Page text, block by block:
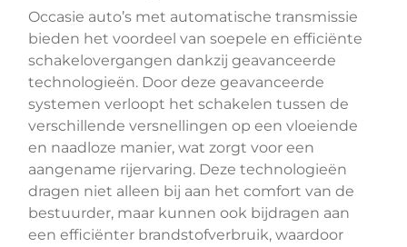
Occasie auto’s met automatische transmissie
bieden het voordeel van soepele en efficiënte
schakelovergangen dankzij geavanceerde
technologieën. Door deze geavanceerde
systemen verloopt het schakelen tussen de
verschillende versnellingen op een vloeiende
en naadloze manier, wat zorgt voor een
aangename rijervaring. Deze technologieën
dragen niet alleen bij aan het comfort van de
bestuurder, maar kunnen ook bijdragen aan
een efficiënter brandstofverbruik, waardoor